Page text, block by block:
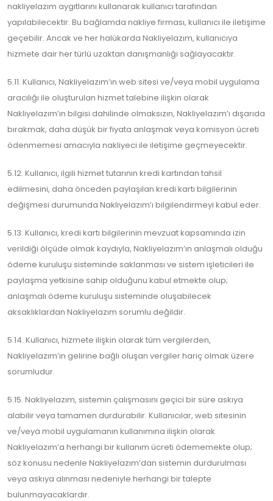
nakliyelazım aygıtlarını kullanarak kullanıcı tarafından
yapılabilecektir. Bu bağlamda nakliye firması, kullanıcı ile iletişime
geçebilir. Ancak ve her halükarda Nakliyelazım, kullanıcıya
hizmete dair her türlü uzaktan danışmanlığı sağlayacaktır.
5.11. Kullanıcı, Nakliyelazım’ın web sitesi ve/veya mobil uygulama
aracılığı ile oluşturulan hizmet talebine ilişkin olarak
Nakliyelazım’ın bilgisi dahilinde olmaksızın, Nakliyelazım’ı dışarıda
bırakmak, daha düşük bir fiyata anlaşmak veya komisyon ücreti
ödenmemesi amacıyla nakliyeci ile iletişime geçmeyecektir.
5.12. Kullanıcı, ilgili hizmet tutarının kredi kartından tahsil
edilmesini, daha önceden paylaşılan kredi kartı bilgilerinin
değişmesi durumunda Nakliyelazım’ı bilgilendirmeyi kabul eder.
5.13. Kullanıcı, kredi kartı bilgilerinin mevzuat kapsamında izin
verildiği ölçüde olmak kaydıyla, Nakliyelazım’ın anlaşmalı olduğu
ödeme kuruluşu sisteminde saklanması ve sistem işleticileri ile
paylaşma yetkisine sahip olduğunu kabul etmekte olup;
anlaşmalı ödeme kuruluşu sisteminde oluşabilecek
aksaklıklardan Nakliyelazım sorumlu değildir.
5.14. Kullanıcı, hizmete ilişkin olarak tüm vergilerden,
Nakliyelazım’ın gelirine bağlı oluşan vergiler hariç olmak üzere
sorumludur.
5.15. Nakliyelazım, sistemin çalışmasını geçici bir süre askıya
alabilir veya tamamen durdurabilir. Kullanıcılar, web sitesinin
ve/veya mobil uygulamanın kullanımına ilişkin olarak
Nakliyelazım’a herhangi bir kullanım ücreti ödememekte olup;
söz konusu nedenle Nakliyelazım’dan sistemin durdurulması
veya askıya alınması nedeniyle herhangi bir talepte
bulunmayacaklardır.